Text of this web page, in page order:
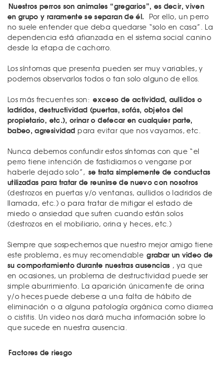
Nuestros perros son animales “gregarios”, es decir, viven
en grupo y raramente se separan de él. Por ello, un perro
no suele entender que deba quedarse “solo en casa”. La
dependencia está afianzada en el sistema social canino
desde la etapa de cachorro.
Los síntomas que presenta pueden ser muy variables, y
podemos observarlos todos o tan solo alguno de ellos.
Los más frecuentes son: exceso de actividad, aullidos o
ladridos, destructividad (puertas, sofás, objetos del
propietario, etc.), orinar o defecar en cualquier parte,
babeo, agresividad para evitar que nos vayamos, etc.
Nunca debemos confundir estos síntomas con que “el
perro tiene intención de fastidiarnos o vengarse por
haberle dejado solo”, se trata simplemente de conductas
utilizadas para tratar de reunirse de nuevo con nosotros
(destrozos en puertas y/o ventanas, aullidos o ladridos de
llamada, etc.) o para tratar de mitigar el estado de
miedo o ansiedad que sufren cuando están solos
(destrozos en el mobiliario, orina y heces, etc.)
Siempre que sospechemos que nuestro mejor amigo tiene
este problema, es muy recomendable grabar un video de
su comportamiento durante nuestras ausencias , ya que
en ocasiones, un problema de destructividad puede ser
simple aburrimiento. La aparición únicamente de orina
y/o heces puede deberse a una falta de hábito de
eliminación o a alguna patología orgánica como diarrea
o cistitis. Un video nos dará mucha información sobre lo
que sucede en nuestra ausencia.
Factores de riesgo